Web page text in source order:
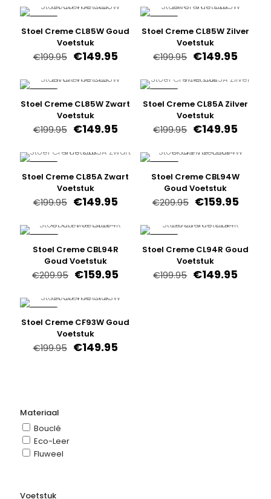
was: is:
€149.95.
was: is:
Stoel Creme CL85W Goud
Voetstuk
€199.95 Oorspronkelijke
was:
€149.95Huidige
is:
€149.95.
Stoel Creme CL85W Zilver
Voetstuk
€199.95
was:
€149.95
is:
Stoel Creme CL85W Zwart
Voetstuk
€199.95 Oorspronkelijke
was:
€149.95Huidige
is:
€149.95.
Stoel Creme CL85A Zilver
Voetstuk
€199.95
was:
€149.95
is:
Stoel Creme CL85A Zwart
Voetstuk
€199.95 Oorspronkelijke
was:
€149.95Huidige
is:
€149.95.
Stoel Creme CBL94W
Goud Voetstuk
€209.95
was:
€159.95
is:
Stoel Creme CBL94R
Goud Voetstuk
€209.95 Oorspronkelijke
was:
€159.95Huidige
is:
Stoel Creme CL94R Goud
Voetstuk
€199.95 €149.95
Stoel Creme CF93W Goud
Voetstuk
€199.95 Oorspronkelijke
€149.95Huidige
Materiaal
Bouclé
Eco-Leer
Fluweel
Voetstuk